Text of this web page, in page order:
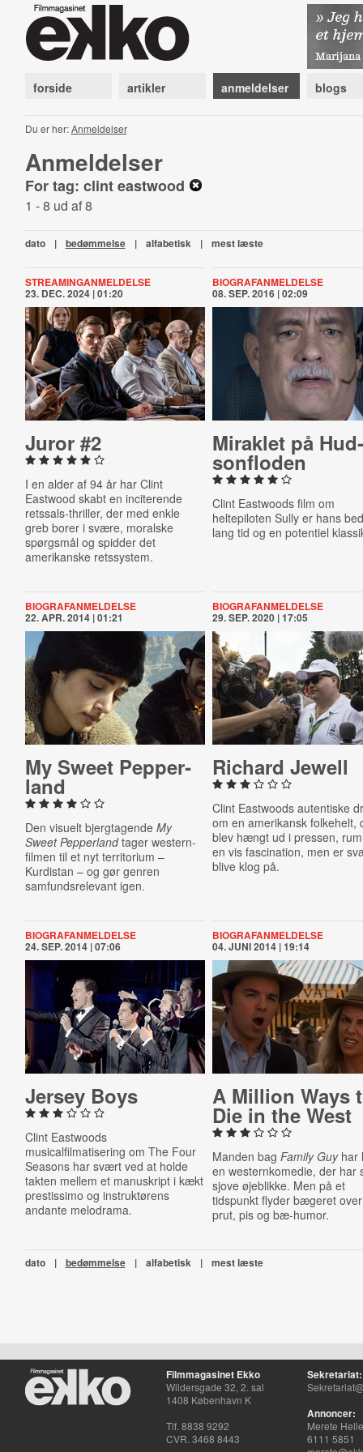
forside artikler anmeldelser blogs
Du er her:Anmeldelser
Anmeldelser
For tag: clint eastwood
1 - 8 ud af 8
dato | bedømmelse | alfabetisk | mest læste
STREAMINGANMELDELSE
23. DEC. 2024 | 01:20
Juror #2
I en alder af 94 år har Clint
Eastwood skabt en inciterende
retssals-thriller, der med enkle
greb borer i svære, moralske
spørgsmål og spidder det
amerikanske retssystem.
BIOGRAFANMELDELSE
08. SEP. 2016 | 02:09
Miraklet på
son­flo­den
Clint Eastwoods film om
heltepiloten Sully er hans
lang tid og en potentiel
BIOGRAFANMELDELSE
22. APR. 2014 | 01:21
My Sweet Pep­per­
land
Den visuelt bjergtagende My
Sweet Pepperlandtager western-
filmen til et nyt territorium –
Kurdistan – og gør genren
samfundsrelevant igen.
BIOGRAFANMELDELSE
29. SEP. 2020 | 17:05
Richard Jewell
Clint Eastwoods autentiske
om en amerikansk folkehelt,
blev hængt ud i pressen,
en vis fascination, men er
blive klog på.
BIOGRAFANMELDELSE
24. SEP. 2014 | 07:06
Jersey Boys
Clint Eastwoods
musicalfilmatisering om The Four
Seasons har svært ved at holde
takten mellem et manuskript i kækt
prestissimo og instruktørens
andante melodrama.
BIOGRAFANMELDELSE
04. JUNI 2014 | 19:14
A Million Ways
Die in the West
Manden bagFamily Guy har
en westernkomedie, der har
sjove øjeblikke. Men på et
tidspunkt flyder bægeret
prut, pis og bæ-humor.
dato | bedømmelse | alfabetisk | mest læste
Filmmagasinet Ekko
Wildersgade 32, 2. sal
1408 København K
Tlf. 8838 9292
CVR. 3468 8443
Sekretariat:
Annoncer:
Merete
6111 5851